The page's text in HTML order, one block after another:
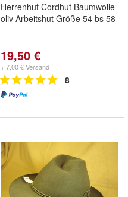
Herrenhut Cordhut Baumwolle
oliv Arbeitshut Größe 54 bs 58
19,50 €
+ 7,00 € Versand
8